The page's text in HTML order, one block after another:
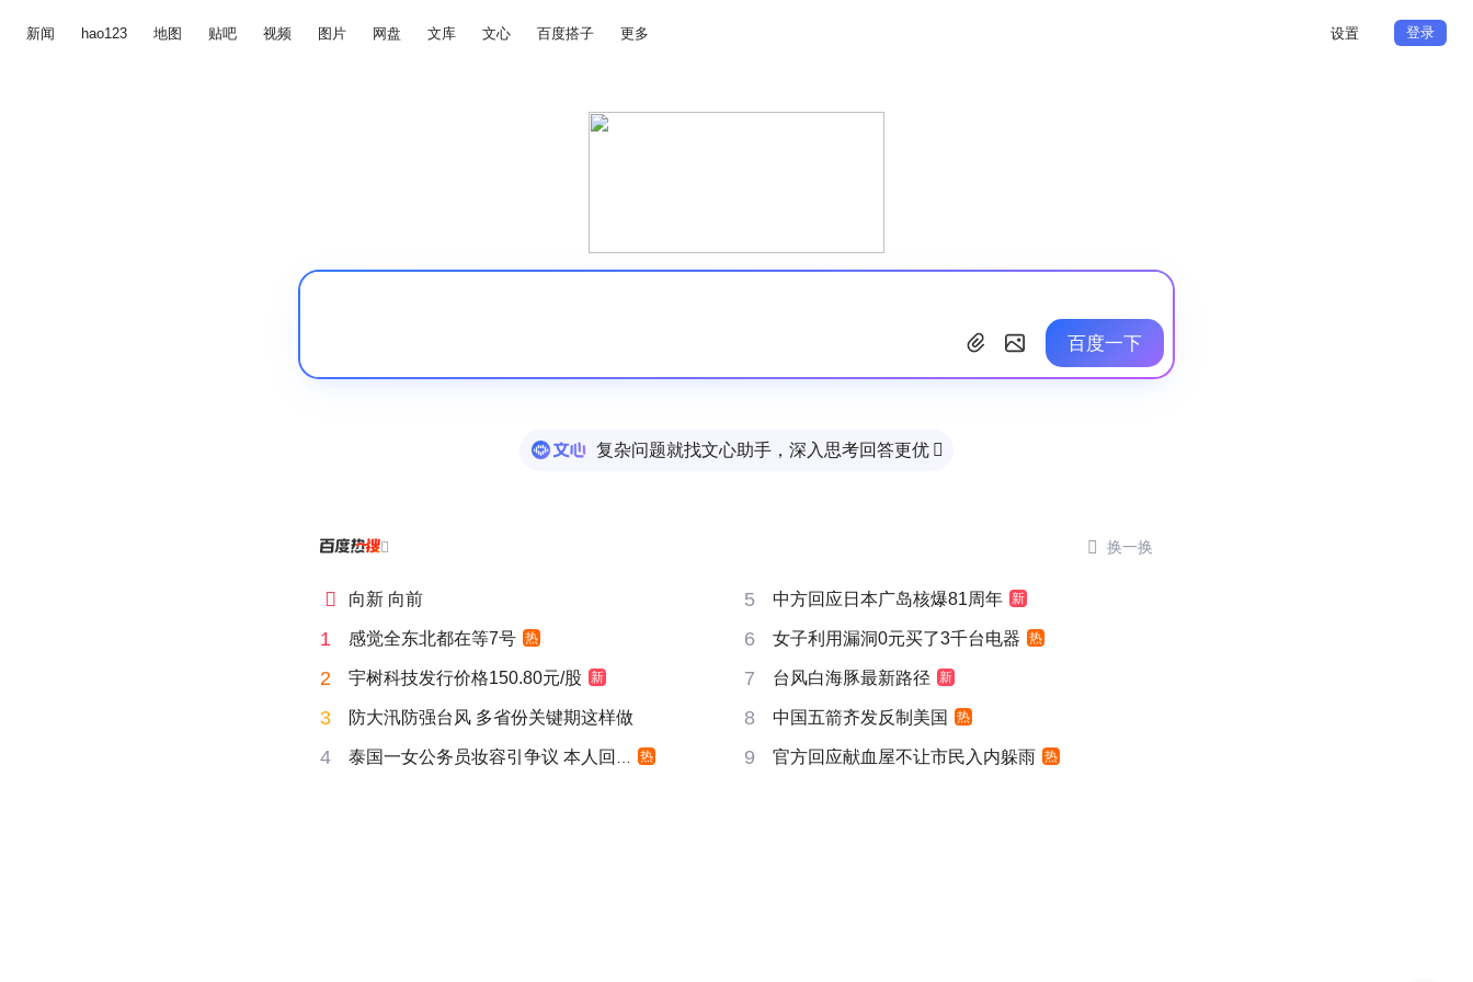
新闻 hao123 地图 贴吧 视频 图片 网盘 文库 文心 百度搭子 更多 设置 登录
百度一下
复杂问题就找文心助手，深入思考回答更优 
  换一换
 向新 向前 5 中方回应日本广岛核爆81周年 新
1 感觉全东北都在等7号 热 6 女子利用漏洞0元买了3千台电器 热
2 宇树科技发行价格150.80元/股 新 7 台风白海豚最新路径 新
3 防大汛防强台风 多省份关键期这样做 8 中国五箭齐发反制美国 热
4 泰国一女公务员妆容引争议 本人回应 热 9 官方回应献血屋不让市民入内躲雨 热